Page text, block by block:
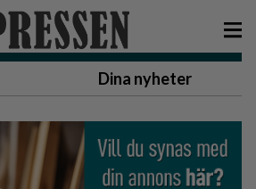
Dina nyheter